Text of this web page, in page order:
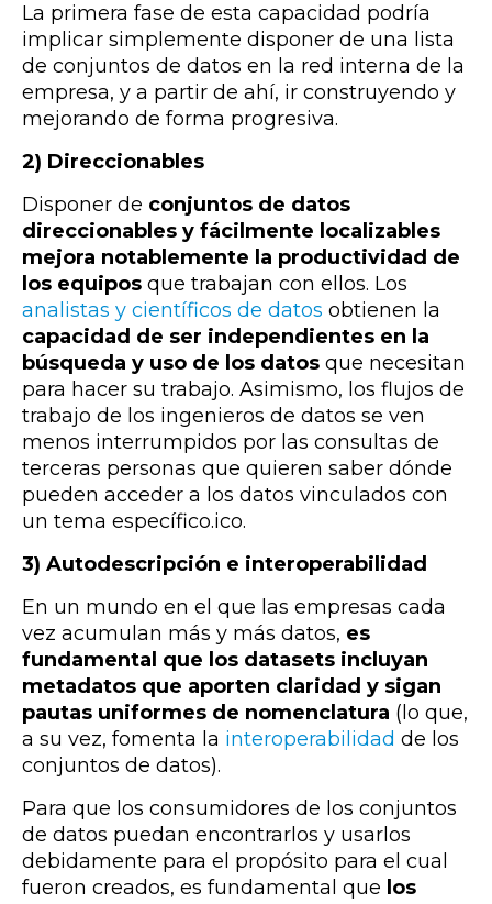
La primera fase de esta capacidad podría
implicar simplemente disponer de una lista
de conjuntos de datos en la red interna de la
empresa, y a partir de ahí, ir construyendo y
mejorando de forma progresiva.
2) Direccionables
Disponer de conjuntos de datos
direccionables y fácilmente localizables
mejora notablemente la productividad de
los equipos que trabajan con ellos. Los
analistas y científicos de datos obtienen la
capacidad de ser independientes en la
búsqueda y uso de los datos que necesitan
para hacer su trabajo. Asimismo, los flujos de
trabajo de los ingenieros de datos se ven
menos interrumpidos por las consultas de
terceras personas que quieren saber dónde
pueden acceder a los datos vinculados con
un tema específico.ico.
3) Autodescripción e interoperabilidad
En un mundo en el que las empresas cada
vez acumulan más y más datos, es
fundamental que los datasets incluyan
metadatos que aporten claridad y sigan
pautas uniformes de nomenclatura (lo que,
a su vez, fomenta la interoperabilidad de los
conjuntos de datos).
Para que los consumidores de los conjuntos
de datos puedan encontrarlos y usarlos
debidamente para el propósito para el cual
fueron creados, es fundamental que los